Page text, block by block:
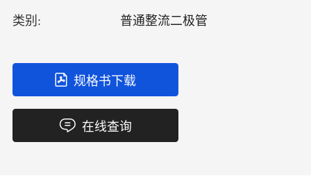
类别: 普通整流二极管
规格书下载
在线查询